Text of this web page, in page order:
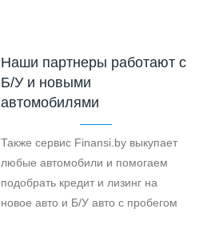
Наши партнеры работают с
Б/У и новыми
автомобилями
Также сервис Finansi.by выкупает
любые автомобили и помогаем
подобрать кредит и лизинг на
новое авто и Б/У авто с пробегом